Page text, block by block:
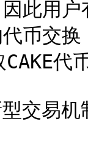
此用
币交
代
交易